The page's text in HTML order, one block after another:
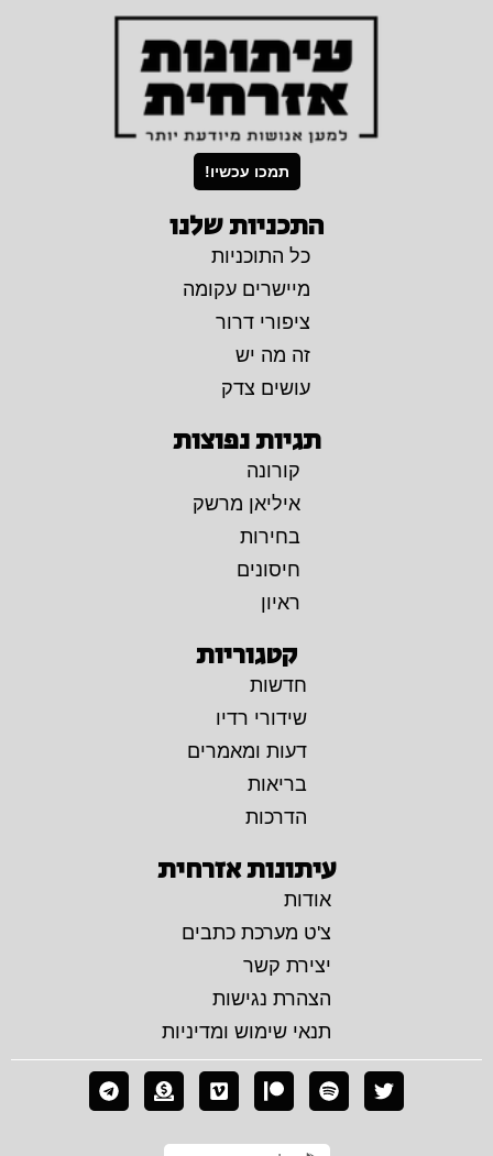
תמכו עכשיו!
התכניות שלנו
כל התוכניות
מיישרים עקומה
ציפורי דרור
זה מה יש
עושים צדק
תגיות נפוצות
קורונה
איליאן מרשק
בחירות
חיסונים
ראיון
קטגוריות
חדשות
שידורי רדיו
דעות ומאמרים
בריאות
הדרכות
עיתונות אזרחית
אודות
צ'ט מערכת כתבים
יצירת קשר
הצהרת נגישות
תנאי שימוש ומדיניות